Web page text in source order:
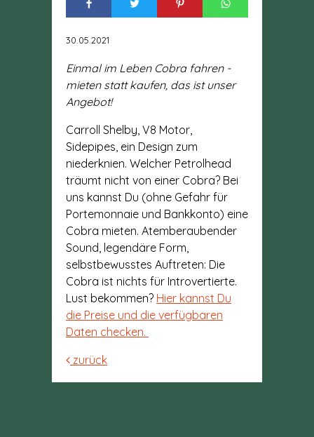
30.05.2021
Einmal im Leben Cobra fahren -
mieten statt kaufen, das ist unser
Angebot!
Carroll Shelby, V8 Motor,
Sidepipes, ein Design zum
niederknien. Welcher Petrolhead
träumt nicht von einer Cobra? Bei
uns kannst Du (ohne Gefahr für
Portemonnaie und Bankkonto) eine
Cobra mieten. Atemberaubender
Sound, legendäre Form,
selbstbewusstes Auftreten: Die
Cobra ist nichts für Introvertierte.
Lust bekommen? Hier kannst Du
die Preise und die verfügbaren
Daten checken.
zurück